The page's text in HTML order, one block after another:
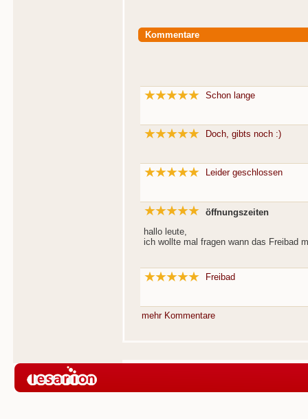
Kommentare
Schon lange
Doch, gibts noch :)
Leider geschlossen
öffnungszeiten
hallo leute,
ich wollte mal fragen wann das Freibad
Freibad
mehr Kommentare